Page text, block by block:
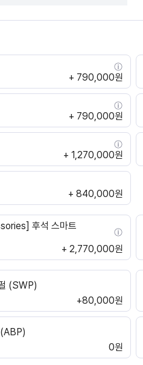
+ 790,000원
+ 790,000원
+ 1,270,000원
+ 840,000원
후석 스마트
+ 2,770,000원
(SWP)
+80,000원
0원